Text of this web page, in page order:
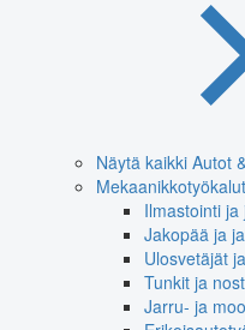
Näytä kaikki Autot
Mekaanikkotyökalut
Ilmastointi
Jakopää ja
Ulosvetäjät
Tunkit ja
Jarru- ja